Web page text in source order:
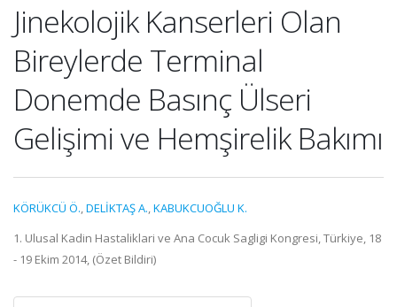
Jinekolojik Kanserleri Olan
Bireylerde Terminal
Donemde Basınç Ülseri
Gelişimi ve Hemşirelik Bakımı
KÖRÜKCÜ Ö.,DELİKTAŞ A.,KABUKCUOĞLU K.
1. Ulusal Kadin Hastaliklari ve Ana Cocuk Sagligi Kongresi, Türkiye, 18
- 19 Ekim 2014, (Özet Bildiri)